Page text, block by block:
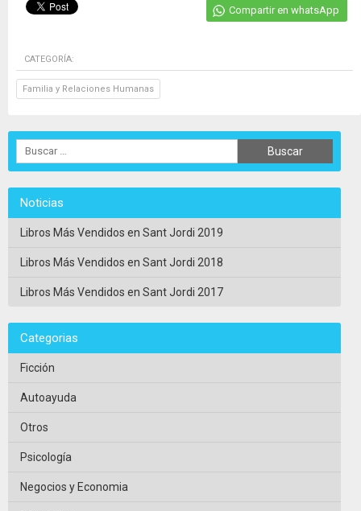
Compartir en whatsApp
CATEGORÍA:
Familia y Relaciones Humanas
Noticias
Libros Más Vendidos en Sant Jordi 2019
Libros Más Vendidos en Sant Jordi 2018
Libros Más Vendidos en Sant Jordi 2017
Categorias
Ficción
Autoayuda
Otros
Psicología
Negocios y Economia